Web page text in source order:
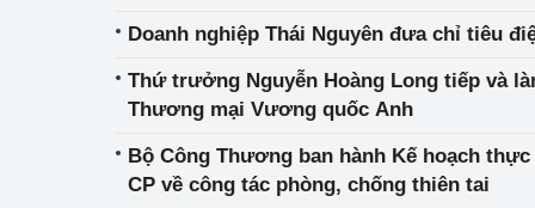
Văn hóa ngành
Tái cơ cấu ngành
Sử dụng năng
Doanh nghiệp Thái Nguyên đưa chỉ tiêu
Thứ trưởng Nguyễn Hoàng Long tiếp và
Thương mại Vương quốc Anh
Bộ Công Thương ban hành Kế hoạch thực
CP về công tác phòng, chống thiên tai